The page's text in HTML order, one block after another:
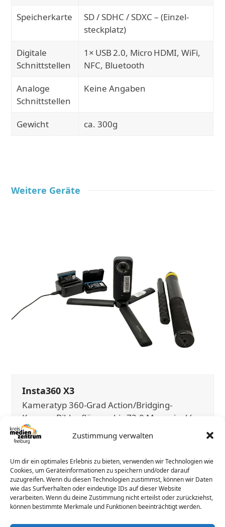
Zustimmung verwalten
Um dir ein optimales Erlebnis zu bieten, verwenden wir Technologien wie
Cookies, um Geräteinformationen zu speichern und/oder darauf
zuzugreifen. Wenn du diesen Technologien zustimmst, können wir Daten
wie das Surfverhalten oder eindeutige IDs auf dieser Website
verarbeiten. Wenn du deine Zustimmung nicht erteilst oder zurückziehst,
können bestimmte Merkmale und Funktionen beeinträchtigt werden.
Speicherkarte
SD / SDHC / SDXC – (Einzel­
steckplatz)
Digitale
Schnittstellen
1× USB 2.0, Micro HDMI, WiFi,
NFC, Bluetooth
Analoge
Schnittstellen
Keine Angaben
Gewicht ca. 300g
Weitere Geräte
keys
to
Insta360 X3
Kameratyp 360-Grad Action/Bridging-
Kamera Bildauflösung bis 72,0 Megapixel (z.
B. 11 968 × 5 984 Bildpunkte) Megapixel
(effektiv) 72 MP (auch angegeben: 48 MP
5.760…